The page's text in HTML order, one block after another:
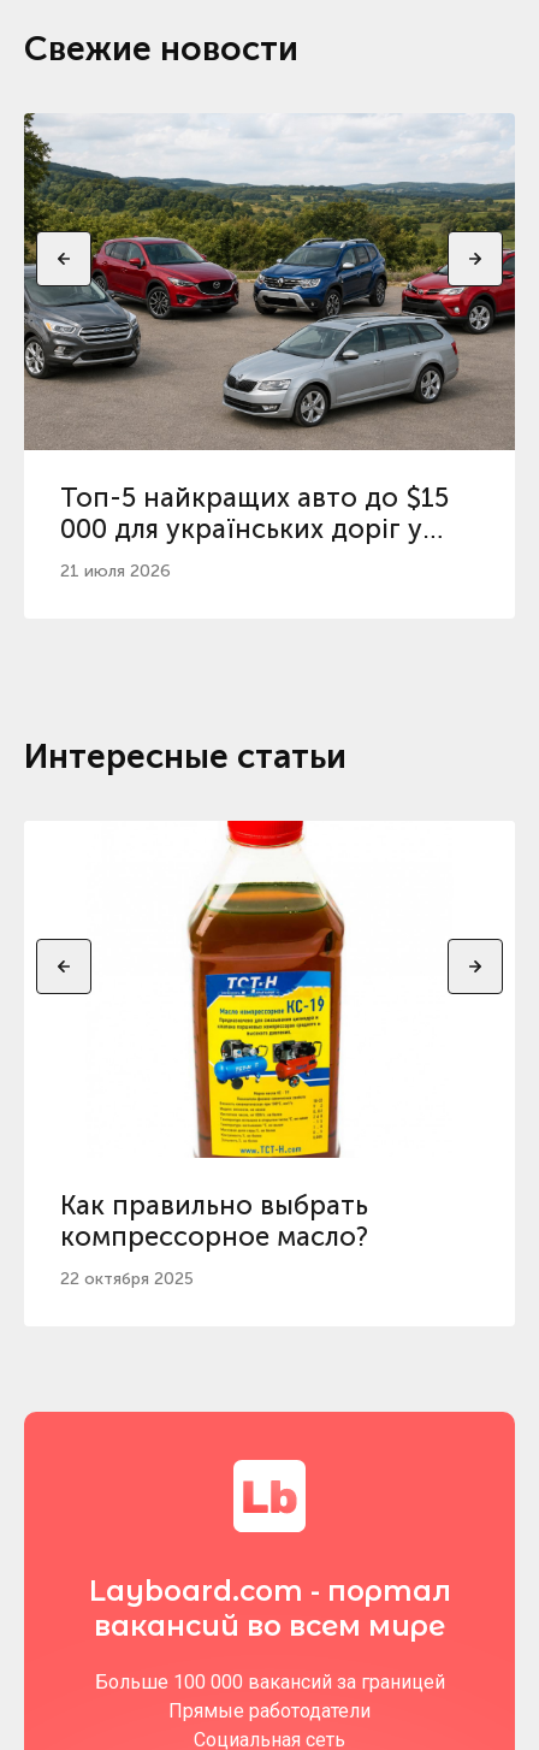
Свежие новости
Топ-5 найкращих авто до $15
000 для українських доріг у
2026
21 июля 2026
Интересные статьи
Как правильно выбрать
компрессорное масло?
22 октября 2025
Layboard.com - портал
вакансий во всем мире
Больше 100 000 вакансий за границей
Прямые работодатели
Социальная сеть